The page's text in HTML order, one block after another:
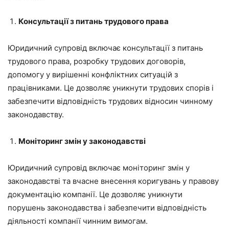
Консультації з питань трудового права
Юридичний супровід включає консультації з питань
трудового права, розробку трудових договорів,
допомогу у вирішенні конфліктних ситуацій з
працівниками. Це дозволяє уникнути трудових спорів і
забезпечити відповідність трудових відносин чинному
законодавству.
Моніторинг змін у законодавстві
Юридичний супровід включає моніторинг змін у
законодавстві та вчасне внесення коригувань у правову
документацію компанії. Це дозволяє уникнути
порушень законодавства і забезпечити відповідність
діяльності компанії чинним вимогам.